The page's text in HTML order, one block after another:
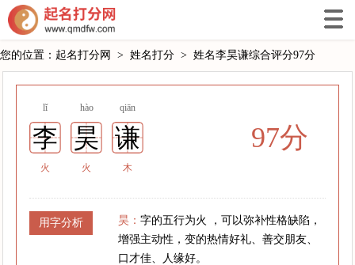
您的位置： 起名打分网 > 姓名打分 > 姓名李昊谦综合评分97分
lǐ hào qiān
李 昊 谦
火 火 木
97分
用字分析 昊：字的五行为火 ，可以弥补性格缺陷，
增强主动性，变的热情好礼、善交朋友、
口才佳、人缘好。